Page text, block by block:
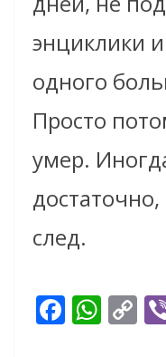
энциклики
одного
Просто
умер.
след.
F W C